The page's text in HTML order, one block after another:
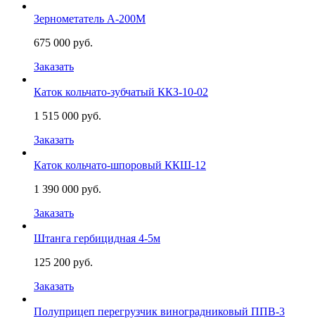
Зернометатель А-200М
675 000 руб.
Заказать
Каток кольчато-зубчатый ККЗ-10-02
1 515 000 руб.
Заказать
Каток кольчато-шпоровый ККШ-12
1 390 000 руб.
Заказать
Штанга гербицидная 4-5м
125 200 руб.
Заказать
Полуприцеп перегрузчик виноградниковый ППВ-3